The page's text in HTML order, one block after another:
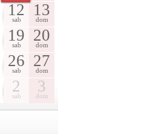
12
sab
13
dom
19
sab
20
dom
26
sab
27
dom
2
sab
3
dom